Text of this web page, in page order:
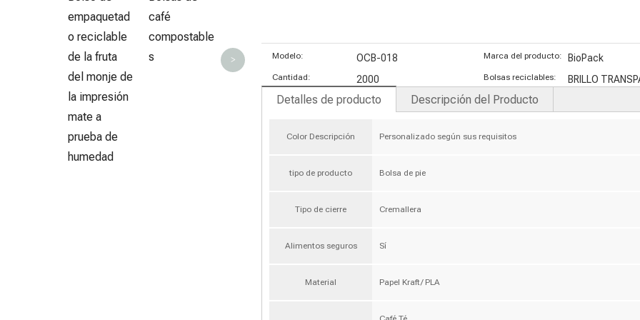
empaquetad
o reciclable
de la fruta
del monje de
la impresión
mate a
prueba de
humedad
café
compostable
s
> Modelo: OCB-018 Marca del producto: BioPack
Cantidad: 2000 Bolsas reciclables: BRILLO
Detalles de producto Descripción del Producto
Color Descripción Personalizado según sus requisitos
tipo de producto Bolsa de pie
Tipo de cierre Cremallera
Alimentos seguros Sí
Material Papel Kraft/ PLA